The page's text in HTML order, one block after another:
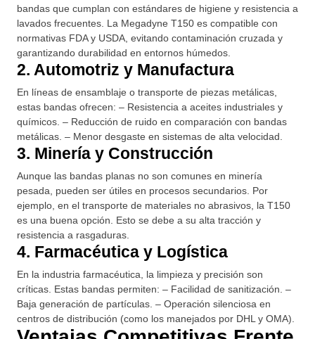
bandas que cumplan con estándares de higiene y resistencia a
lavados frecuentes. La Megadyne T150 es compatible con
normativas FDA y USDA, evitando contaminación cruzada y
garantizando durabilidad en entornos húmedos.
2. Automotriz y Manufactura
En líneas de ensamblaje o transporte de piezas metálicas,
estas bandas ofrecen: – Resistencia a aceites industriales y
químicos. – Reducción de ruido en comparación con bandas
metálicas. – Menor desgaste en sistemas de alta velocidad.
3. Minería y Construcción
Aunque las bandas planas no son comunes en minería
pesada, pueden ser útiles en procesos secundarios. Por
ejemplo, en el transporte de materiales no abrasivos, la T150
es una buena opción. Esto se debe a su alta tracción y
resistencia a rasgaduras.
4. Farmacéutica y Logística
En la industria farmacéutica, la limpieza y precisión son
críticas. Estas bandas permiten: – Facilidad de sanitización. –
Baja generación de partículas. – Operación silenciosa en
centros de distribución (como los manejados por DHL y OMA).